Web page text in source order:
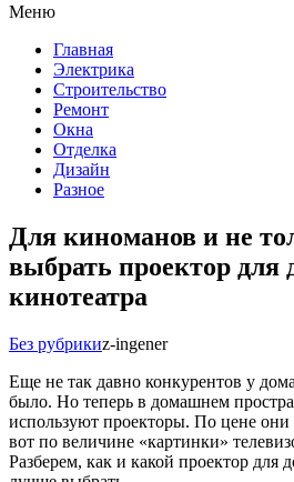
Меню
Главная
Электрика
Строительство
Ремонт
Окна
Отделка
Дизайн
Разное
Для киноманов и не
выбрать проектор для
кинотеатра
Без рубрикиz-ingener
Еще не так давно конкурентов у
было. Но теперь в домашнем
используют проекторы. По цене
вот по величине «картинки»
Разберем, как и какой проектор для